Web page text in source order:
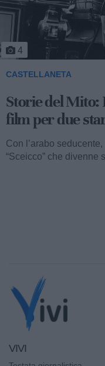
5
CASTELLANETA
Storie del Mito:
Valentino fu
visto, con il film “I
cominciava...
VIVI